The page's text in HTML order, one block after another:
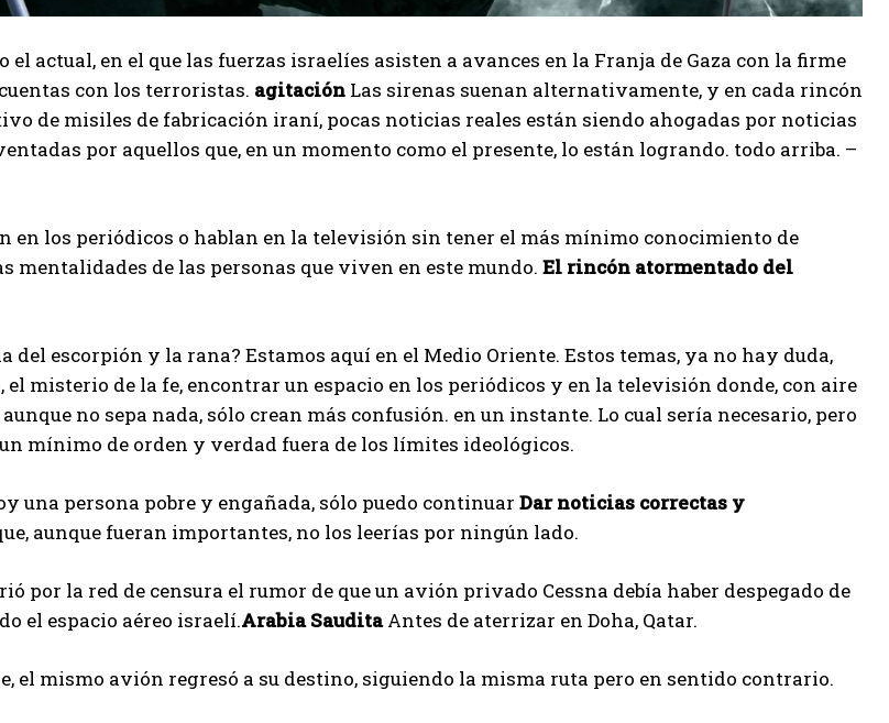
el actual, en el que las fuerzas israelíes asisten a avances en la Franja de Gaza con la firme
con los terroristas. agitación Las sirenas suenan alternativamente, y en cada rincón
de misiles de fabricación iraní, pocas noticias reales están siendo ahogadas por noticias
por aquellos que, en un momento como el presente, lo están logrando. todo arriba. –
en los periódicos o hablan en la televisión sin tener el más mínimo conocimiento de
mentalidades de las personas que viven en este mundo. El rincón atormentado del
del escorpión y la rana? Estamos aquí en el Medio Oriente. Estos temas, ya no hay duda,
el misterio de la fe, encontrar un espacio en los periódicos y en la televisión donde, con aire
no sepa nada, sólo crean más confusión. en un instante. Lo cual sería necesario, pero
un mínimo de orden y verdad fuera de los límites ideológicos.
una persona pobre y engañada, sólo puedo continuar Dar noticias correctas y
aunque fueran importantes, no los leerías por ningún lado.
por la red de censura el rumor de que un avión privado Cessna debía haber despegado de
el espacio aéreo israelí.Arabia SauditaAntes de aterrizar en Doha, Qatar.
el mismo avión regresó a su destino, siguiendo la misma ruta pero en sentido contrario.